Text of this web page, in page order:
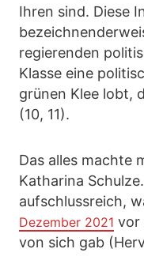
Ihren sind. Diese
regierenden
Klasse eine
grünen Klee lobt,
(10, 11).
Das alles machte
Katharina
aufschlussreich,
Dezember 2021 vor
von sich gab